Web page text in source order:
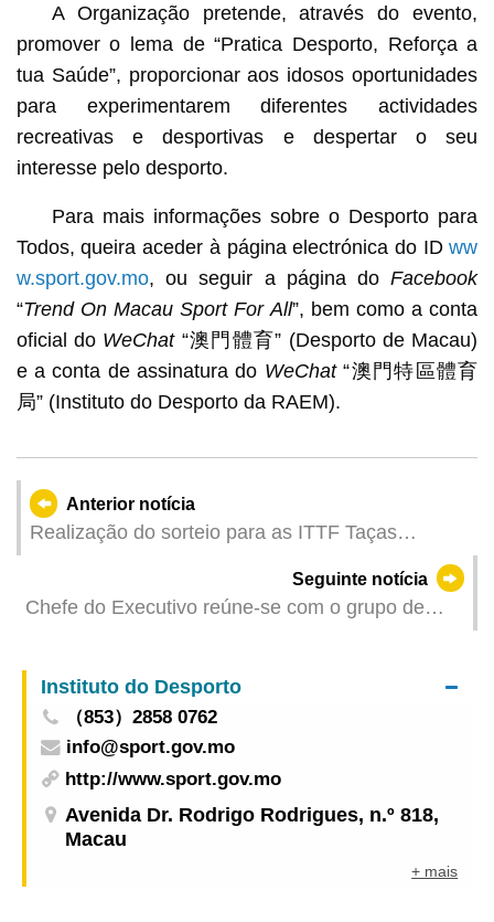
A Organização pretende, através do evento,
promover o lema de “Pratica Desporto, Reforça a
tua Saúde”, proporcionar aos idosos oportunidades
para experimentarem diferentes actividades
recreativas e desportivas e despertar o seu
interesse pelo desporto.
Para mais informações sobre o Desporto para
Todos, queira aceder à página electrónica do IDww
w.sport.gov.mo, ou seguir a página doFacebook
“Trend On Macau Sport For All”, bem como a conta
oficial do WeChat“澳門體育” (Desporto de Macau)
e a conta de assinatura do WeChat“澳門特區體育
局” (Instituto do Desporto da RAEM).
Anterior notícia
Realização do sorteio para as ITTF Taças
Mundiais Masculina e Feminina de Macau 2025,
apresentadas pelo Galaxy Entertainment Grupo
Seguinte notícia
Chefe do Executivo reúne-se com o grupo de
Permanente e director do Comité de Ligação com
Hong Kong, Macau, Taiwan e Chineses
Ultramarinos da Conferência Consultiva Política
do Povo Chinês
Instituto do Desporto
（853）2858 0762
info@sport.gov.mo
http://www.sport.gov.mo
Avenida Dr. Rodrigo Rodrigues, n.º 818,
Macau
+ mais